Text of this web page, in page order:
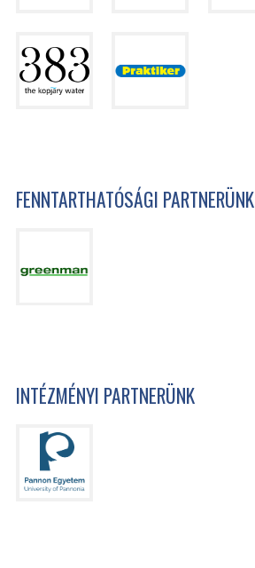
FENNTARTHATÓSÁGI PARTNERÜNK
INTÉZMÉNYI PARTNERÜNK